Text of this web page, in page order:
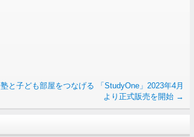
塾と子ども部屋をつなげる 「StudyOne」2023年4月
より正式販売を開始 →